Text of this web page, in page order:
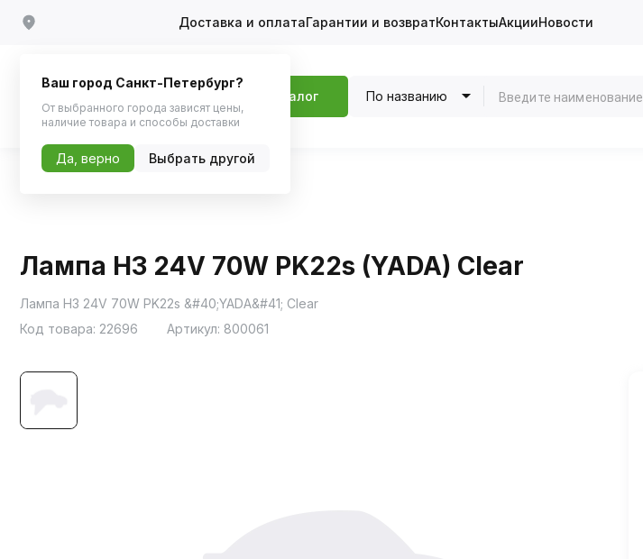
Доставка и оплатаГарантии и возвратКонтактыАкцииНовости
Каталог По названию
Лампа H3 24V 70W PK22s (YADA) Clear
Лампа H3 24V 70W PK22s &#40;YADA&#41; Clear
Код товара: 22696 Артикул: 800061
Ваш город Санкт-Петербург?
От выбранного города зависят цены,
наличие товара и способы доставки
Да, верно Выбрать другой